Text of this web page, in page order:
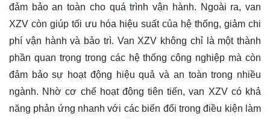
đảm bảo an toàn cho quá trình vận hành. Ngoài ra, van
XZV còn giúp tối ưu hóa hiệu suất của hệ thống, giảm chi
phí vận hành và bảo trì. Van XZV không chỉ là một thành
phần quan trọng trong các hệ thống công nghiệp mà còn
đảm bảo sự hoạt động hiệu quả và an toàn trong nhiều
ngành. Nhờ cơ chế hoạt động tiên tiến, van XZV có khả
năng phản ứng nhanh với các biến đổi trong điều kiện làm